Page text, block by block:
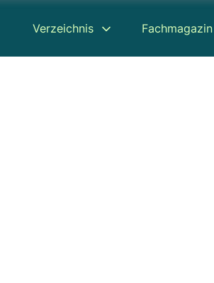
Verzeichnis Fachmagazin